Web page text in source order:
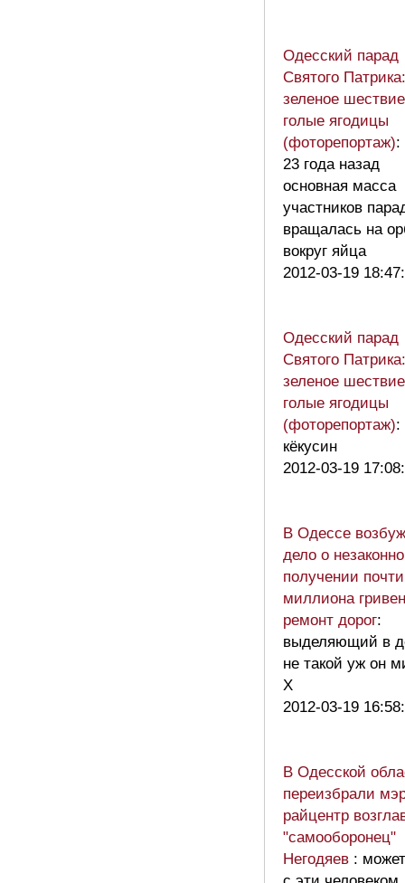
Одесский парад
Святого Патрика:
зеленое
голые ягодицы
(фоторепортаж):
23 года назад
основная масса
участников
вращалась на
вокруг яйца
2012-03-19
Одесский парад
Святого Патрика:
зеленое
голые ягодицы
(фоторепортаж):
кёкусин
2012-03-19
В Одессе
дело о
получении почти
миллиона
ремонт дорог:
выделяющий в
не такой уж он
Х
2012-03-19
В Одесской
переизбрали
райцентр
"самооборонец"
Негодяев : может